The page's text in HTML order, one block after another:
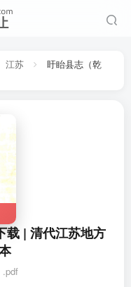
江苏
盱眙县志（乾
载 | 清代江苏地方
.pdf